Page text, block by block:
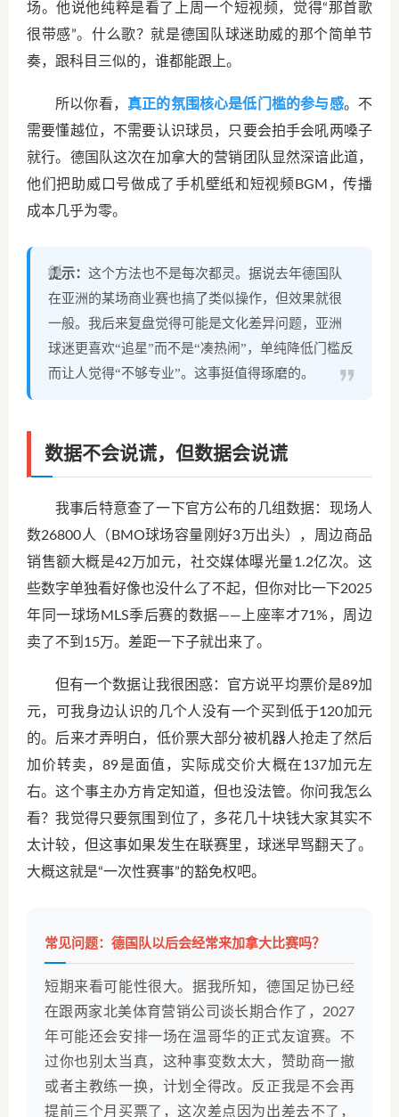
场。他说他纯粹是看了上周一个短视频，觉得“那首歌
很带感”。什么歌？就是德国队球迷助威的那个简单节
奏，跟科目三似的，谁都能跟上。
所以你看， 真正的氛围核心是低门槛的参与感。不
需要懂越位，不需要认识球员，只要会拍手会吼两嗓子
就行。德国队这次在加拿大的营销团队显然深谙此道，
他们把助威口号做成了手机壁纸和短视频BGM，传播
成本几乎为零。
提示： 这个方法也不是每次都灵。据说去年德国队
在亚洲的某场商业赛也搞了类似操作，但效果就很
一般。我后来复盘觉得可能是文化差异问题，亚洲
球迷更喜欢“追星”而不是“凑热闹”，单纯降低门槛反
而让人觉得“不够专业”。这事挺值得琢磨的。
数据不会说谎，但数据会说谎
我事后特意查了一下官方公布的几组数据：现场人
数26800人（BMO球场容量刚好3万出头），周边商品
销售额大概是42万加元，社交媒体曝光量1.2亿次。这
些数字单独看好像也没什么了不起，但你对比一下2025
年同一球场MLS季后赛的数据——上座率才71%，周边
卖了不到15万。差距一下子就出来了。
但有一个数据让我很困惑：官方说平均票价是89加
元，可我身边认识的几个人没有一个买到低于120加元
的。后来才弄明白，低价票大部分被机器人抢走了然后
加价转卖，89是面值，实际成交价大概在137加元左
右。这个事主办方肯定知道，但也没法管。你问我怎么
看？我觉得只要氛围到位了，多花几十块钱大家其实不
太计较，但这事如果发生在联赛里，球迷早骂翻天了。
大概这就是“一次性赛事”的豁免权吧。
常见问题：德国队以后会经常来加拿大比赛吗？
短期来看可能性很大。据我所知，德国足协已经
在跟两家北美体育营销公司谈长期合作了，2027
年可能还会安排一场在温哥华的正式友谊赛。不
过你也别太当真，这种事变数太大，赞助商一撤
或者主教练一换，计划全得改。反正我是不会再
提前三个月买票了，这次差点因为出差去不了，